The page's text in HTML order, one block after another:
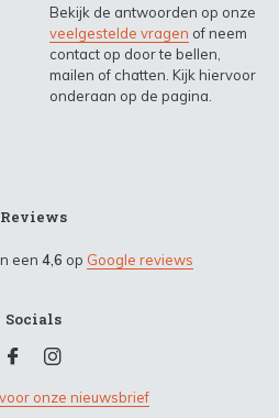
Bekijk de antwoorden op onze
veelgestelde vragen of neem
contact op door te bellen,
mailen of chatten. Kijk hiervoor
onderaan op de pagina.
Reviews
een 4,6 op Google reviews
Socials
onze nieuwsbrief